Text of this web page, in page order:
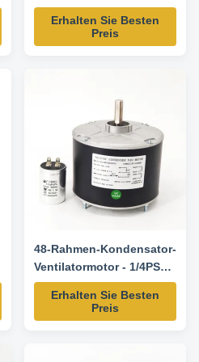
Ersatzmotor
Erhalten Sie Besten
Preis
48-Rahmen-Kondensator-
Ventilatormotor - 1/4PS
208/230V 60HZ 1100RPM
5uF/370V CW/CCW
Drehung -
Erhalten Sie Besten
Preis